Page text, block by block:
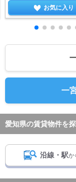
お気に入り
一
愛知県の賃貸物件を
沿線・駅か